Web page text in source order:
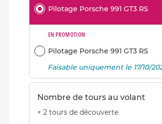
Pilotage Porsche 991 GT3 RS
EN PROMOTION
Pilotage Porsche 991 GT3 RS
Faisable uniquement le 17/10/
Nombre de tours au volant
+ 2 tours de découverte